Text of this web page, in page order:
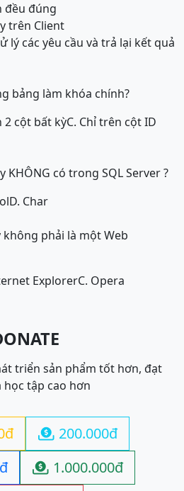
đều đúng
trên Client
lý các yêu cầu và trả lại kết quả
bảng làm khóa chính?
2 cột bất kỳC. Chỉ trên cột ID
KHÔNG có trong SQL Server ?
D. Char
phải là một Web
ExplorerC. Opera
triển sản phẩm tốt hơn, đạt
học tập cao hơn
 200.000đ
 1.000.000đ